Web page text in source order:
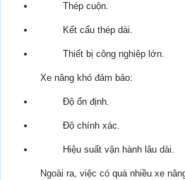
Thép cuộn.
Kết cấu thép dài.
Thiết bị công nghiệp lớn.
Xe nâng khó đảm bảo:
Độ ổn định.
Độ chính xác.
Hiệu suất vận hành lâu dài.
Ngoài ra, việc có quá nhiều xe